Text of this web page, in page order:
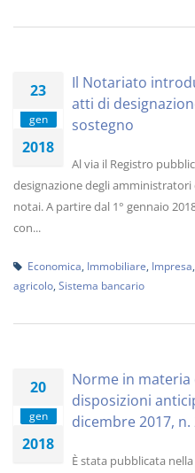
23
gen
2018
Il Notariato
atti di
sostegno
Al via il Registro
designazione degli amministratori
notai. A partire dal 1° gennaio
con...
Economica Immobiliare Impresa
agricolo Sistema bancario
20
gen
2018
Norme in
disposizioni
dicembre 2017, n.
È stata pubblicata